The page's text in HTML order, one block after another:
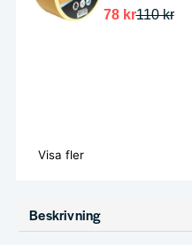
110 kr
78 kr
Visa fler
Beskrivning